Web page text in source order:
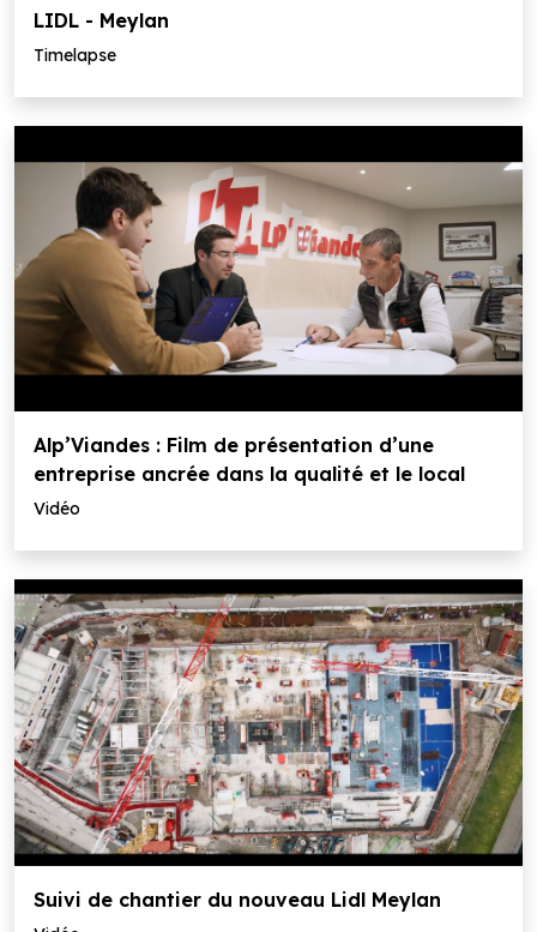
LIDL - Meylan
Timelapse
Alp’Viandes : Film de présentation d’une
entreprise ancrée dans la qualité et le local
Vidéo
Suivi de chantier du nouveau Lidl Meylan